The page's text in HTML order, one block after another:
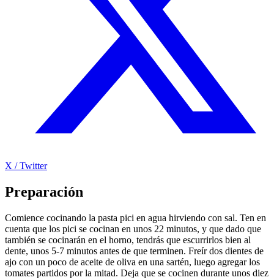
X / Twitter
Preparación
Comience cocinando la pasta pici en agua hirviendo con sal. Ten en
cuenta que los pici se cocinan en unos 22 minutos, y que dado que
también se cocinarán en el horno, tendrás que escurrirlos bien al
dente, unos 5-7 minutos antes de que terminen. Freír dos dientes de
ajo con un poco de aceite de oliva en una sartén, luego agregar los
tomates partidos por la mitad. Deja que se cocinen durante unos diez